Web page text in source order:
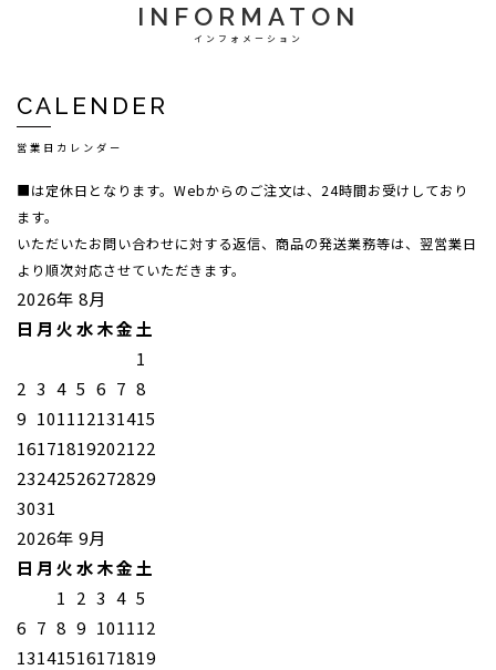
INFORMATON
インフォメーション
CALENDER
営業日カレンダー
■は定休日となります。Webからのご注文は、24時間お受けしており
ます。
いただいたお問い合わせに対する返信、商品の発送業務等は、翌営業日
より順次対応させていただきます。
2026年 8月
日 月 火水木金 土
1
2 3 4 5 6 7 8
9 101112131415
16171819202122
23242526272829
3031
2026年 9月
日 月 火水木金 土
1 2 3 4 5
6 7 8 9 101112
13141516171819